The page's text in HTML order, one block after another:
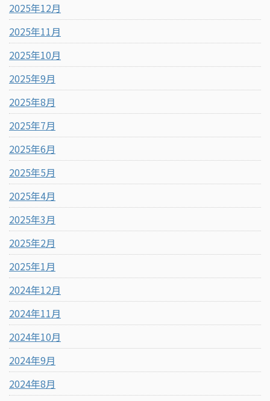
2025年12月
2025年11月
2025年10月
2025年9月
2025年8月
2025年7月
2025年6月
2025年5月
2025年4月
2025年3月
2025年2月
2025年1月
2024年12月
2024年11月
2024年10月
2024年9月
2024年8月